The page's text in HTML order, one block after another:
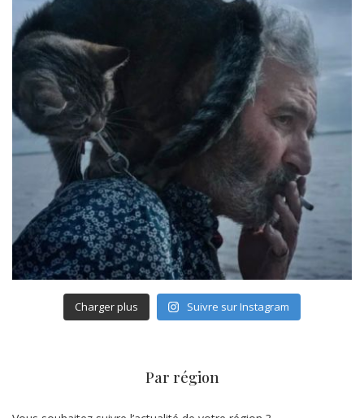
Charger plus Suivre sur Instagram
Par région